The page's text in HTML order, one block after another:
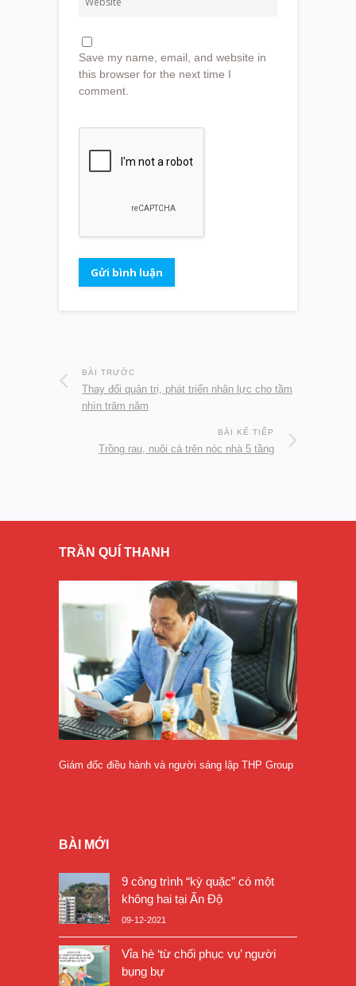
Save my name, email, and website in
this browser for the next time I
comment.
BÀI TRƯỚC
Thay đổi quản trị, phát triển nhân lực cho tầm
nhìn trăm năm
BÀI KẾ TIẾP
Trồng rau, nuôi cá trên nóc nhà 5 tầng
TRẦN QUÍ THANH
Giám đốc điều hành và người sáng lập THP Group
BÀI MỚI
9 công trình “kỳ quặc” có một
không hai tại Ấn Độ
09-12-2021
Vỉa hè ‘từ chối phục vụ’ người
bụng bự